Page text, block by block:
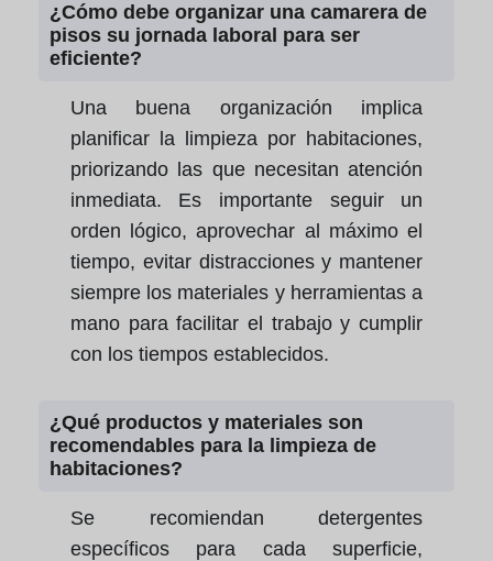
¿Cómo debe organizar una camarera de
pisos su jornada laboral para ser
eficiente?
Una buena organización implica
planificar la limpieza por habitaciones,
priorizando las que necesitan atención
inmediata. Es importante seguir un
orden lógico, aprovechar al máximo el
tiempo, evitar distracciones y mantener
siempre los materiales y herramientas a
mano para facilitar el trabajo y cumplir
con los tiempos establecidos.
¿Qué productos y materiales son
recomendables para la limpieza de
habitaciones?
Se recomiendan detergentes
específicos para cada superficie,